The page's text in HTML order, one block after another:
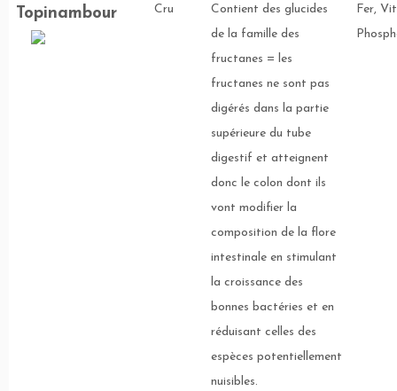
Topinambour Cru
Contient des glucides
de la famille des
fructanes = les
fructanes ne sont pas
digérés dans la partie
supérieure du tube
digestif et atteignent
donc le colon dont ils
vont modifier la
composition de la flore
intestinale en stimulant
la croissance des
bonnes bactéries et en
réduisant celles des
espèces potentiellement
nuisibles.
Fer,